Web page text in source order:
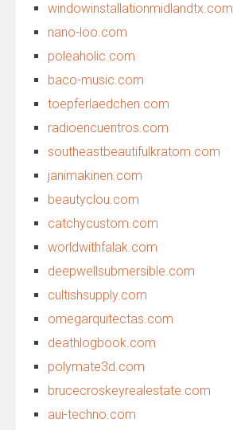
windowinstallationmidlandtx.com
nano-loo.com
poleaholic.com
baco-music.com
toepferlaedchen.com
radioencuentros.com
southeastbeautifulkratom.com
janimakinen.com
beautyclou.com
catchycustom.com
worldwithfalak.com
deepwellsubmersible.com
cultishsupply.com
omegarquitectas.com
deathlogbook.com
polymate3d.com
brucecroskeyrealestate.com
aui-techno.com